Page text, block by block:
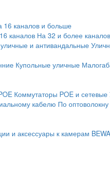
16 каналов и больше
каналов На 32 и более каналов
и антивандальные
Купольные уличные
Коммутаторы POE и сетевые
кабелю По оптоволокну
и аксессуары к камерам